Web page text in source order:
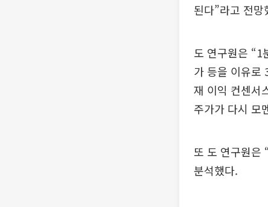
된다”라고 전망
도 연구원은 “1
가 등을 이유로
재 이익 컨센서
주가가 다시 모
또 도 연구원은
분석했다.